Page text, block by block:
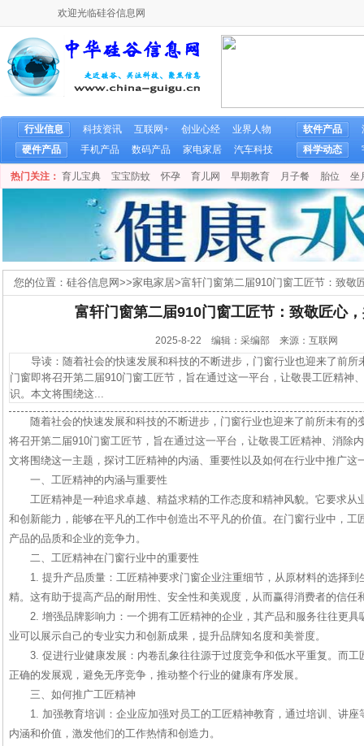
欢迎光临硅谷信息网
行业信息 科技资讯 互联网+ 创业心经
业界人物
硬件产品
手机产品 数码产品 家电家居 汽车科技
软件产品
科学动态
热门关注： 育儿宝典 宝宝防蚊 怀孕 育儿网 早期教育 月子餐 胎位 坐
您的位置： 硅谷信息网>>家电家居>富轩门窗第二届910门窗工匠节：致敬
富轩门窗第二届910门窗工匠节：致敬匠心
2025-8-22 编辑：采编部 来源：互联网
导读：随着社会的快速发展和科技的不断进步，门窗行业也迎来了前所
门窗即将召开第二届910门窗工匠节，旨在通过这一平台，让敬畏工匠精神
识。本文将围绕这...
随着社会的快速发展和科技的不断进步，门窗行业也迎来了前所未有的
将召开第二届910门窗工匠节，旨在通过这一平台，让敬畏工匠精神、消除
文将围绕这一主题，探讨工匠精神的内涵、重要性以及如何在行业中推广这
一、工匠精神的内涵与重要性
工匠精神是一种追求卓越、精益求精的工作态度和精神风貌。它要求从
和创新能力，能够在平凡的工作中创造出不平凡的价值。在门窗行业中，工
产品的品质和企业的竞争力。
二、工匠精神在门窗行业中的重要性
1. 提升产品质量：工匠精神要求门窗企业注重细节，从原材料的选择
精。这有助于提高产品的耐用性、安全性和美观度，从而赢得消费者的信任
2. 增强品牌影响力：一个拥有工匠精神的企业，其产品和服务往往更
业可以展示自己的专业实力和创新成果，提升品牌知名度和美誉度。
3. 促进行业健康发展：内卷乱象往往源于过度竞争和低水平重复。而
正确的发展观，避免无序竞争，推动整个行业的健康有序发展。
三、如何推广工匠精神
1. 加强教育培训：企业应加强对员工的工匠精神教育，通过培训、讲
内涵和价值，激发他们的工作热情和创造力。